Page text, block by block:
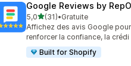
Google Reviews by
5,0étoile(s) sur 5
(31)
31 avis au total
•Gratuite
Affichez des avis Google pour
renforcer la confiance, la crédi
Built for Shopify